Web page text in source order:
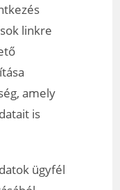
linkre
amely
is
ügyfél